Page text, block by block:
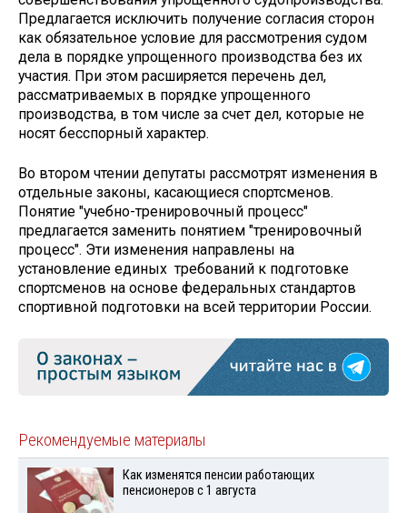
Предлагается исключить получение согласия сторон
как обязательное условие для рассмотрения судом
дела в порядке упрощенного производства без их
участия. При этом расширяется перечень дел,
рассматриваемых в порядке упрощенного
производства, в том числе за счет дел, которые не
носят бесспорный характер.
Во втором чтении депутаты рассмотрят изменения в
отдельные законы, касающиеся спортсменов.
Понятие "учебно-тренировочный процесс"
предлагается заменить понятием "тренировочный
процесс". Эти изменения направлены на
установление единых требований к подготовке
спортсменов на основе федеральных стандартов
спортивной подготовки на всей территории России.
Рекомендуемые материалы
Как изменятся пенсии работающих
пенсионеров с 1 августа